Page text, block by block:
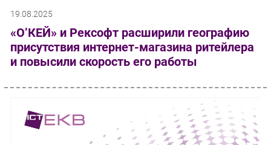
19.08.2025
«О’КЕЙ» и Рексофт расширили географию
присутствия интернет-магазина ритейлера
и повысили скорость его работы